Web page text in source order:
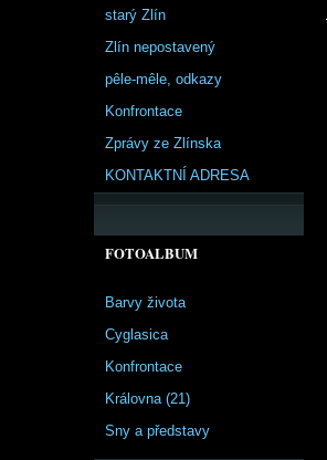
starý Zlín
Zlín nepostavený
pêle-mêle, odkazy
Konfrontace
Zprávy ze Zlínska
KONTAKTNÍ ADRESA
FOTOALBUM
Barvy života
Cyglasica
Konfrontace
Královna (21)
Sny a představy